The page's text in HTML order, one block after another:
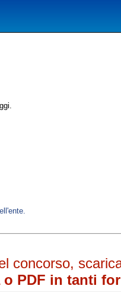
concorso,
o PDF in tanti